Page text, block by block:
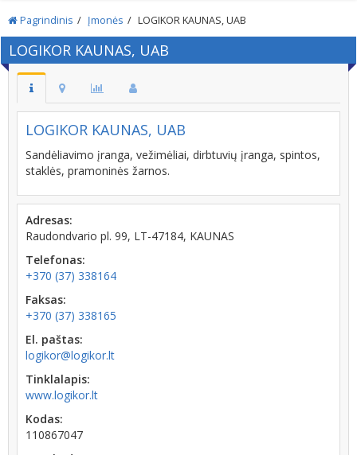
Pagrindinis Įmonės LOGIKOR KAUNAS, UAB
LOGIKOR KAUNAS, UAB
LOGIKOR KAUNAS, UAB
Sandėliavimo įranga, vežimėliai, dirbtuvių įranga, spintos,
staklės, pramoninės žarnos.
Adresas:
Raudondvario pl. 99, LT-47184, KAUNAS
Telefonas:
+370 (37) 338164
Faksas:
+370 (37) 338165
El. paštas:
logikor@logikor.lt
Tinklalapis:
www.logikor.lt
Kodas:
110867047